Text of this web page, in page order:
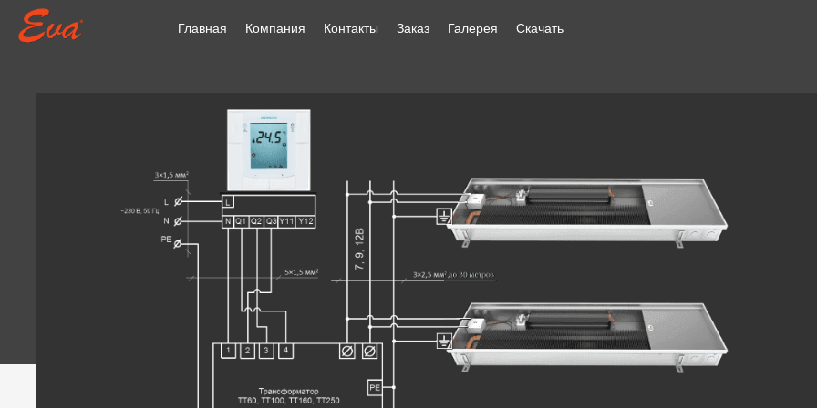
Главная Компания Контакты Заказ Галерея Скачать